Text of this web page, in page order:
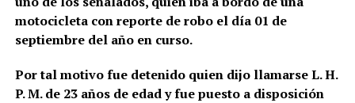
motocicleta con reporte de robo el día 01 de
septiembre del año en curso.
Por tal motivo fue detenido quien dijo llamarse L. H.
P. M. de 23 años de edad y fue puesto a disposición